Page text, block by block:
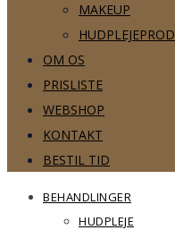
MAKEUP
OM OS
PRISLISTE
WEBSHOP
KONTAKT
BESTIL TID
BEHANDLINGER
HUDPLEJE